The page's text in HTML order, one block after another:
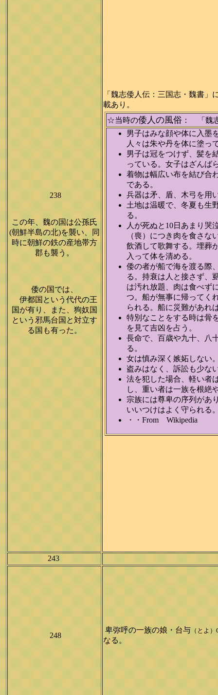
238
この年、魏の国は公孫氏
(朝鮮半島の北)を襲い、同
時に朝鮮の鉄の産地帯方
郡も襲う。
倭の国では、
伊都国という代代の王
国が有り、また、狗奴国
という邪馬台国と対立す
る国も有った。
「魏志倭人伝：三国志・魏書」
載あり。
☆当時の倭人の風俗 ： 「魏
男子はみな顔や体に入墨
人々は朱や丹を体に塗っ
男子は冠をつけず、髪を
っている。女子はざんば
着物は幅広い布を結び合
である。
兵器は矛、盾、木弓を用
土地は温暖で、冬夏も生
る。
人が死ぬと10日あまり哭
（喪）につき肉を食さな
飲酒して歌舞する。埋葬
入って体を清める。
倭の者が船で海を渡る際
る。持衰は人と接さず、
は汚れ放題、肉は食べず
つ。船が無事に帰ってく
られる。船に災難があれ
特別なことをする時は骨
を見て吉凶を占う。
長命で、百歳や九十、八
る。
女は慎み深く嫉妬しない
盗みはなく、訴訟も少な
法を犯した場合、軽い者
し、重い者は一族を根絶
宗族には尊卑の序列があ
いいつけはよく守られる
・・From Wikipedia
243
248
卑弥呼の一族の娘・台与 （とよ）
なる。